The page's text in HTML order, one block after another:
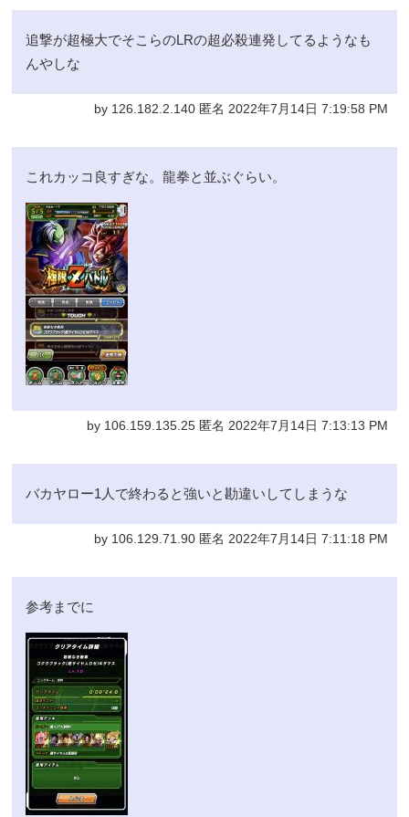
追撃が超極大でそこらのLRの超必殺連発してるようなも
んやしな
by 126.182.2.140 匿名 2022年7月14日 7:19:58 PM
これカッコ良すぎな。龍拳と並ぶぐらい。
by 106.159.135.25 匿名 2022年7月14日 7:13:13 PM
バカヤロー1人で終わると強いと勘違いしてしまうな
by 106.129.71.90 匿名 2022年7月14日 7:11:18 PM
参考までに